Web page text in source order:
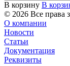
В корзину В
© 2026 Все права
О компании
Новости
Статьи
Документация
Реквизиты